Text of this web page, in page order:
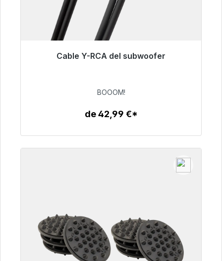
Cable Y-RCA del subwoofer
Listo para envío inmediato, plazo de entrega
53,49 €
BOOOM!
de 42,99 €*